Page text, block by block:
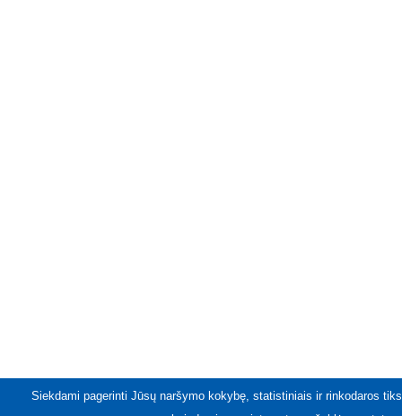
Siekdami pagerinti Jūsų naršymo kokybę, statistiniais ir rinkodaros